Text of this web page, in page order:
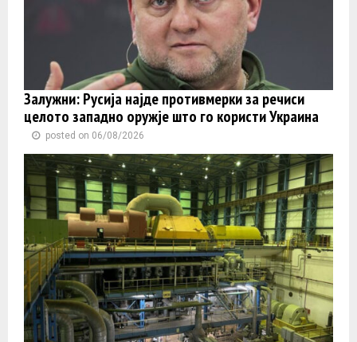
Залужни: Русија најде противмерки за речиси
целото западно оружје што го користи Украина
posted on 06/08/2026